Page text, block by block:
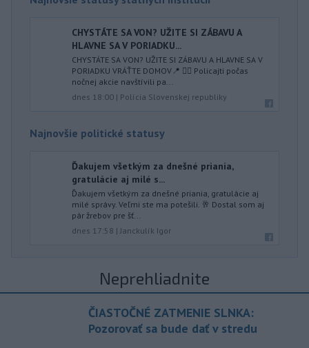
CHYSTÁTE SA VON? UŽITE SI ZÁBAVU A
HLAVNE SA V PORIADKU...
CHYSTÁTE SA VON? UŽITE SI ZÁBAVU A HLAVNE SA V
PORIADKU VRÁŤTE DOMOV📍 👮‍♂️ Policajti počas
nočnej akcie navštívili pa...
dnes 18:00 | Polícia Slovenskej republiky
Najnovšie politické statusy
Ďakujem všetkým za dnešné priania,
gratulácie aj milé s...
Ďakujem všetkým za dnešné priania, gratulácie aj
milé správy. Veľmi ste ma potešili. 🥂 Dostal som aj
pár žrebov pre šť...
dnes 17:58 |Janckulík Igor
Neprehliadnite
ČIASTOČNÉ ZATMENIE SLNKA:
Pozorovať sa bude dať v stredu